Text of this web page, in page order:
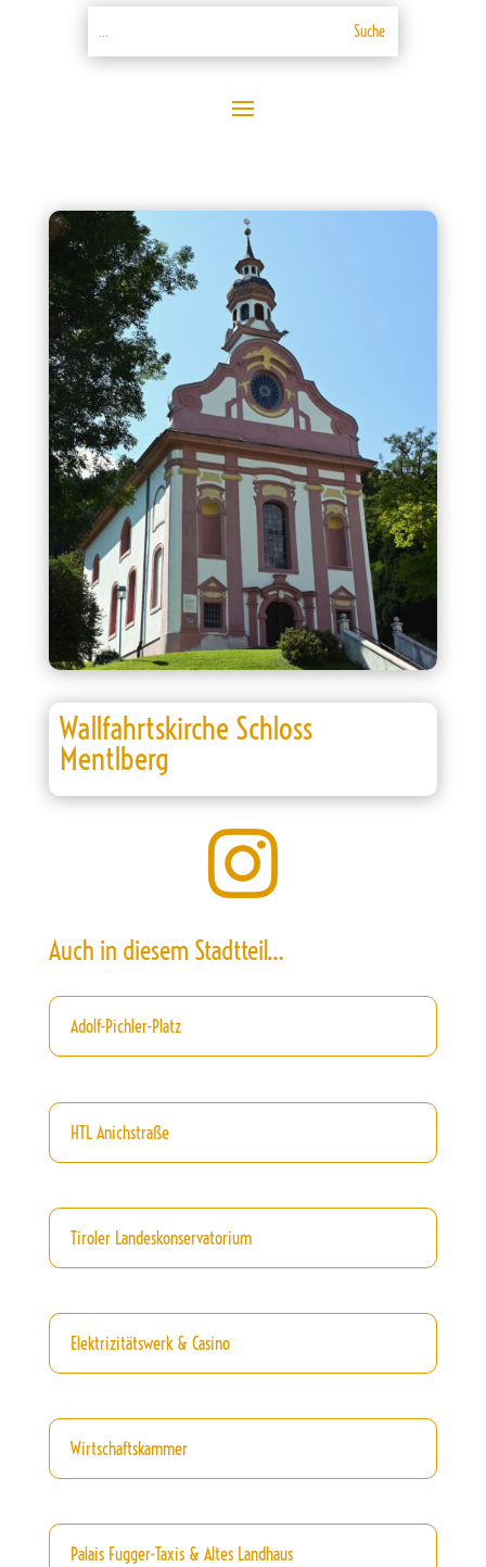
Wallfahrtskirche Schloss
Mentlberg

Auch in diesem Stadtteil…
Adolf-Pichler-Platz
HTL Anichstraße
Tiroler Landeskonservatorium
Elektrizitätswerk & Casino
Wirtschaftskammer
Palais Fugger-Taxis & Altes Landhaus